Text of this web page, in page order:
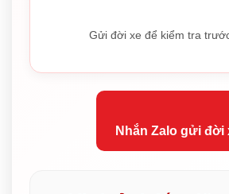
Gửi đời xe để kiểm tra
Nhắn Zalo gửi đời